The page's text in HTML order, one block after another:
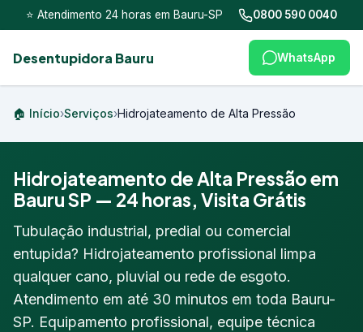
⭐ Atendimento 24 horas em Bauru-SP 0800 590 0040
Desentupidora Bauru WhatsApp
🏠 Início›Serviços›Hidrojateamento de Alta Pressão
Hidrojateamento de Alta Pressão em
Bauru SP — 24 horas, Visita Grátis
Tubulação industrial, predial ou comercial
entupida? Hidrojateamento profissional limpa
qualquer cano, pluvial ou rede de esgoto.
Atendimento em até 30 minutos em toda Bauru-
SP. Equipamento profissional, equipe técnica